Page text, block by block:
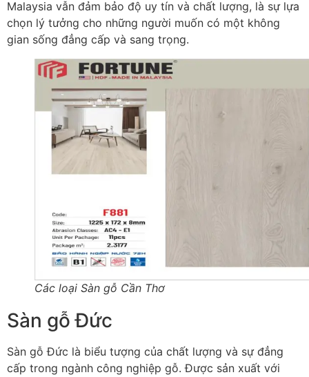
Malaysia vẫn đảm bảo độ uy tín và chất lượng, là sự lựa
chọn lý tưởng cho những người muốn có một không
gian sống đẳng cấp và sang trọng.
Các loại Sàn gỗ Cần Thơ
Sàn gỗ Đức
Sàn gỗ Đức là biểu tượng của chất lượng và sự đẳng
cấp trong ngành công nghiệp gỗ. Được sản xuất với